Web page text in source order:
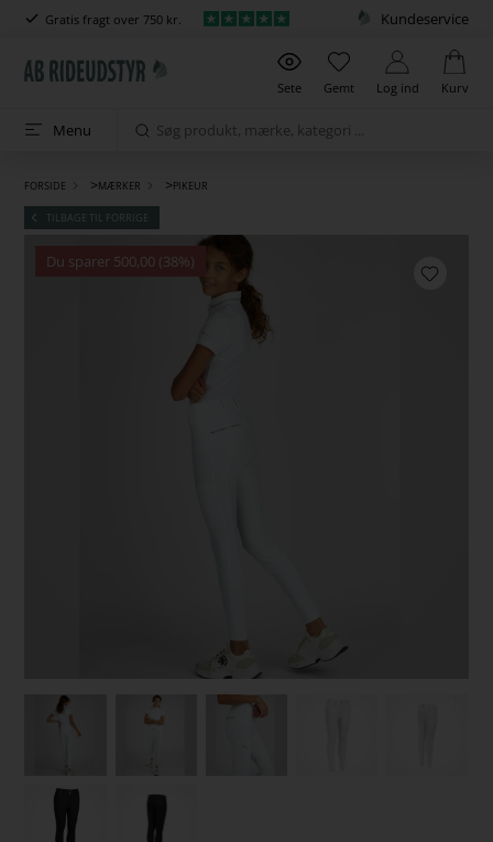
Gratis fragt over 750 kr. Kundeservice
Sete Gemt Log ind Kurv
Menu
FORSIDE >MÆRKER >PIKEUR
TILBAGE TIL FORRIGE
Du sparer 500,00 (38%)